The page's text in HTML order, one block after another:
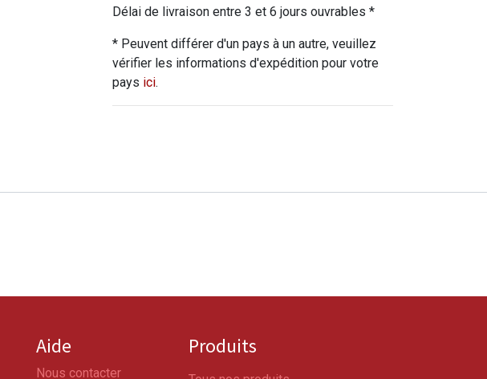
Délai de livraison entre 3 et 6 jours ouvrables *
* Peuvent différer d'un pays à un autre, veuillez
vérifier les informations d'expédition pour votre
pays ici.
Aide
Nous contacter
Produits